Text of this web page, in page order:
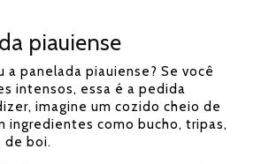
piauiense
a panelada piauiense? Se você
intensos, essa é a pedida
imagine um cozido cheio de
ingredientes como bucho, tripas,
de boi.